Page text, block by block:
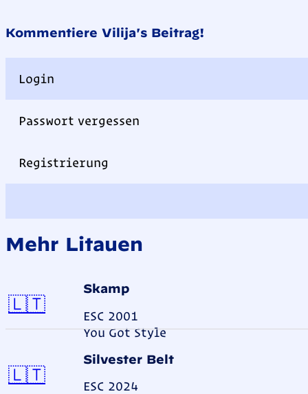
Kommentiere Vilija's Beitrag!
Login
Passwort vergessen
Registrierung
Mehr Litauen
Skamp
ESC 2001
You Got Style
🇱🇹Litauen
Silvester Belt
ESC 2024
🇱🇹Litauen